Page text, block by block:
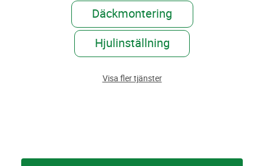
Däckmontering
Hjulinställning
Visa fler tjänster